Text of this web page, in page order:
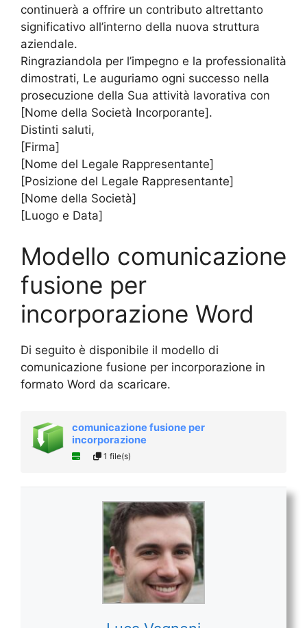
continuerà a offrire un contributo altrettanto
significativo all’interno della nuova struttura
aziendale.
Ringraziandola per l’impegno e la professionalità
dimostrati, Le auguriamo ogni successo nella
prosecuzione della Sua attività lavorativa con
[Nome della Società Incorporante].
Distinti saluti,
[Firma]
[Nome del Legale Rappresentante]
[Posizione del Legale Rappresentante]
[Nome della Società]
[Luogo e Data]
Modello comunicazione
fusione per
incorporazione Word
Di seguito è disponibile il modello di
comunicazione fusione per incorporazione in
formato Word da scaricare.
comunicazione fusione per
incorporazione
1 file(s)